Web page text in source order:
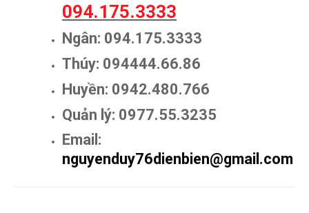
094.175.3333
Ngân: 094.175.3333
Thúy: 094444.66.86
Huyền: 0942.480.766
Quản lý: 0977.55.3235
Email:
nguyenduy76dienbien@gmail.com